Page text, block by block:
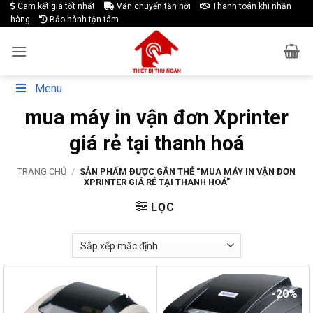
Skip
to
Cam kết giá tốt nhất Vận chuyển tận nơi
Thanh toán khi nhận
hàng
Bảo hành tận tâm
Menu
mua máy in vận đơn Xprinter
giá rẻ tại thanh hoá
TRANG CHỦ / SẢN PHẨM ĐƯỢC GẮN THẺ “MUA MÁY IN VẬN ĐƠN
XPRINTER GIÁ RẺ TẠI THANH HOÁ”
LỌC
-14% -20%